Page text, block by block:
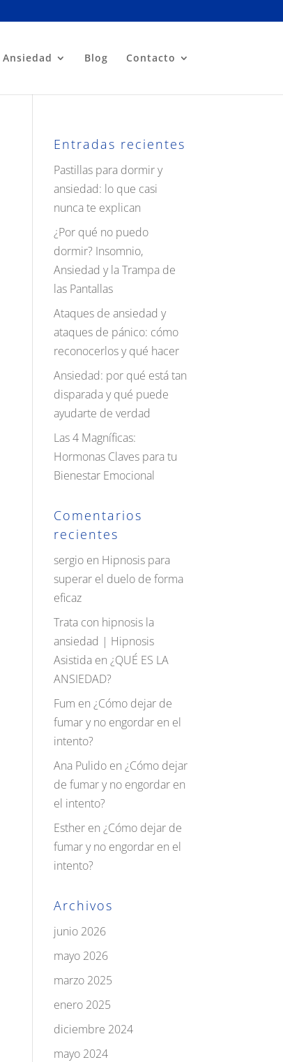
Ansiedad Blog Contacto
Entradas recientes
Pastillas para dormir y
ansiedad: lo que casi
nunca te explican
¿Por qué no puedo
dormir? Insomnio,
Ansiedad y la Trampa de
las Pantallas
Ataques de ansiedad y
ataques de pánico: cómo
reconocerlos y qué hacer
Ansiedad: por qué está tan
disparada y qué puede
ayudarte de verdad
Las 4 Magníficas:
Hormonas Claves para tu
Bienestar Emocional
Comentarios
recientes
sergio en Hipnosis para
superar el duelo de forma
eficaz
Trata con hipnosis la
ansiedad | Hipnosis
Asistida en¿QUÉ ES LA
ANSIEDAD?
Fum en¿Cómo dejar de
fumar y no engordar en el
intento?
Ana Pulido en¿Cómo dejar
de fumar y no engordar en
el intento?
Esther en¿Cómo dejar de
fumar y no engordar en el
intento?
Archivos
junio 2026
mayo 2026
marzo 2025
enero 2025
diciembre 2024
mayo 2024